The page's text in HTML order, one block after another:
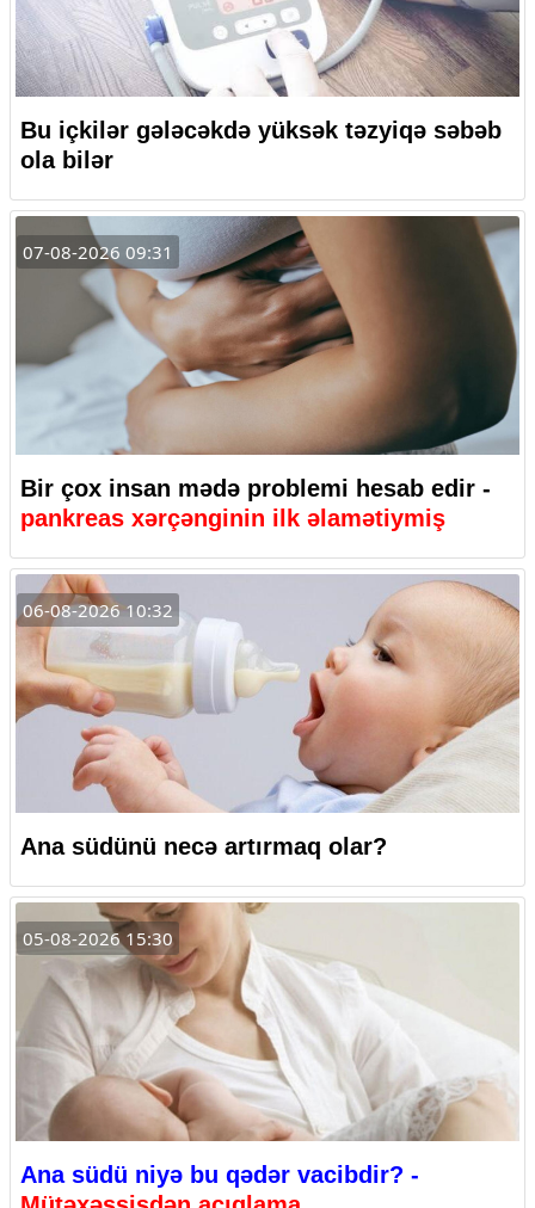
Bu içkilər gələcəkdə yüksək təzyiqə səbəb
ola bilər
07-08-2026 09:31
Bir çox insan mədə problemi hesab edir -
pankreas xərçənginin ilk əlamətiymiş
06-08-2026 10:32
Ana südünü necə artırmaq olar?
05-08-2026 15:30
Ana südü niyə bu qədər vacibdir? -